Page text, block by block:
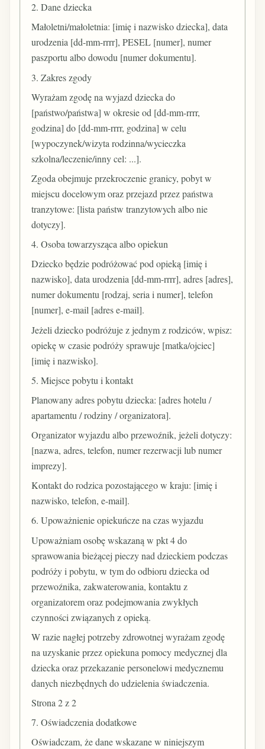
2. Dane dziecka
Małoletni/małoletnia: [imię i nazwisko dziecka], data
urodzenia [dd-mm-rrrr], PESEL [numer], numer
paszportu albo dowodu [numer dokumentu].
3. Zakres zgody
Wyrażam zgodę na wyjazd dziecka do
[państwo/państwa] w okresie od [dd-mm-rrrr,
godzina] do [dd-mm-rrrr, godzina] w celu
[wypoczynek/wizyta rodzinna/wycieczka
szkolna/leczenie/inny cel: ...].
Zgoda obejmuje przekroczenie granicy, pobyt w
miejscu docelowym oraz przejazd przez państwa
tranzytowe: [lista państw tranzytowych albo nie
dotyczy].
4. Osoba towarzysząca albo opiekun
Dziecko będzie podróżować pod opieką [imię i
nazwisko], data urodzenia [dd-mm-rrrr], adres [adres],
numer dokumentu [rodzaj, seria i numer], telefon
[numer], e-mail [adres e-mail].
Jeżeli dziecko podróżuje z jednym z rodziców, wpisz:
opiekę w czasie podróży sprawuje [matka/ojciec]
[imię i nazwisko].
5. Miejsce pobytu i kontakt
Planowany adres pobytu dziecka: [adres hotelu /
apartamentu / rodziny / organizatora].
Organizator wyjazdu albo przewoźnik, jeżeli dotyczy:
[nazwa, adres, telefon, numer rezerwacji lub numer
imprezy].
Kontakt do rodzica pozostającego w kraju: [imię i
nazwisko, telefon, e-mail].
6. Upoważnienie opiekuńcze na czas wyjazdu
Upoważniam osobę wskazaną w pkt 4 do
sprawowania bieżącej pieczy nad dzieckiem podczas
podróży i pobytu, w tym do odbioru dziecka od
przewoźnika, zakwaterowania, kontaktu z
organizatorem oraz podejmowania zwykłych
czynności związanych z opieką.
W razie nagłej potrzeby zdrowotnej wyrażam zgodę
na uzyskanie przez opiekuna pomocy medycznej dla
dziecka oraz przekazanie personelowi medycznemu
danych niezbędnych do udzielenia świadczenia.
Strona 2 z 2
7. Oświadczenia dodatkowe
Oświadczam, że dane wskazane w niniejszym